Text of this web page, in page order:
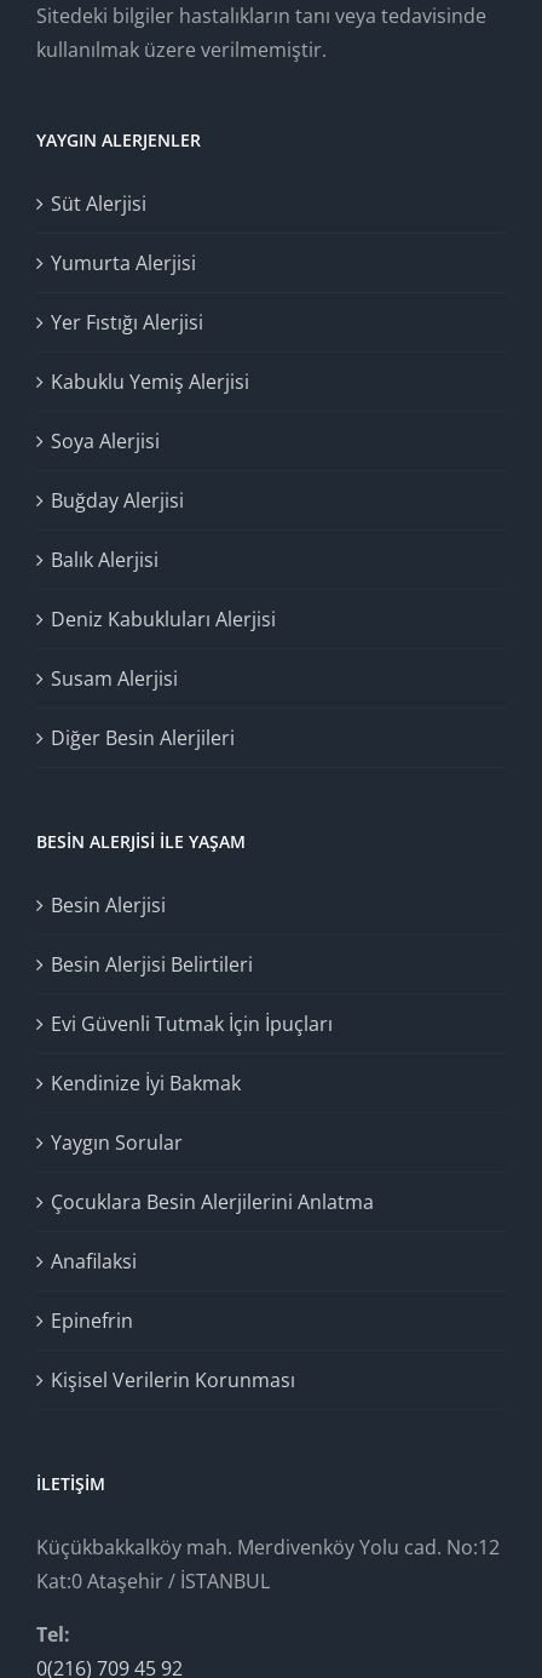
Sitedeki bilgiler hastalıkların tanı veya tedavisinde
kullanılmak üzere verilmemiştir.
YAYGIN ALERJENLER
Süt Alerjisi
Yumurta Alerjisi
Yer Fıstığı Alerjisi
Kabuklu Yemiş Alerjisi
Soya Alerjisi
Buğday Alerjisi
Balık Alerjisi
Deniz Kabukluları Alerjisi
Susam Alerjisi
Diğer Besin Alerjileri
BESIN ALERJISI İLE YAŞAM
Besin Alerjisi
Besin Alerjisi Belirtileri
Evi Güvenli Tutmak İçin İpuçları
Kendinize İyi Bakmak
Yaygın Sorular
Çocuklara Besin Alerjilerini Anlatma
Anafilaksi
Epinefrin
Kişisel Verilerin Korunması
İLETIŞIM
Küçükbakkalköy mah. Merdivenköy Yolu cad. No:12
Kat:0 Ataşehir / İSTANBUL
Tel:
0(216) 709 45 92